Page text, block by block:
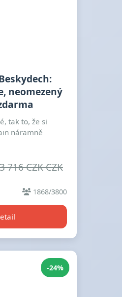
neomezený
tak to, že si
náramně
3 716 CZK CZK
1868/3800
-24%